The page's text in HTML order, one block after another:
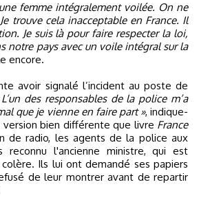
femme intégralement voilée. On ne
trouve cela inacceptable en France. Il
Je suis là pour faire respecter la loi,
notre pays avec un voile intégral sur la
encore.
avoir signalé l’incident au poste de
L’un des responsables de la police m’a
que je vienne en faire part », indique-
bien différente que livre France
de radio, les agents de la police aux
reconnu l'ancienne ministre, qui est
Ils lui ont demandé ses papiers
de leur montrer avant de repartir